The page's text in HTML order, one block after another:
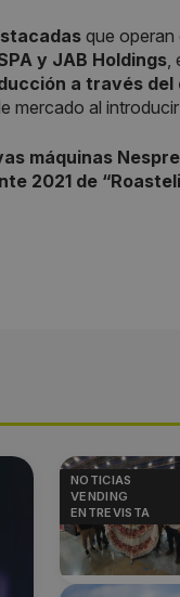
que operan
y JAB Holdings
a través
mercado al
máquinas
2021 de
NOTICIAS
VENDING
ENTREVISTA